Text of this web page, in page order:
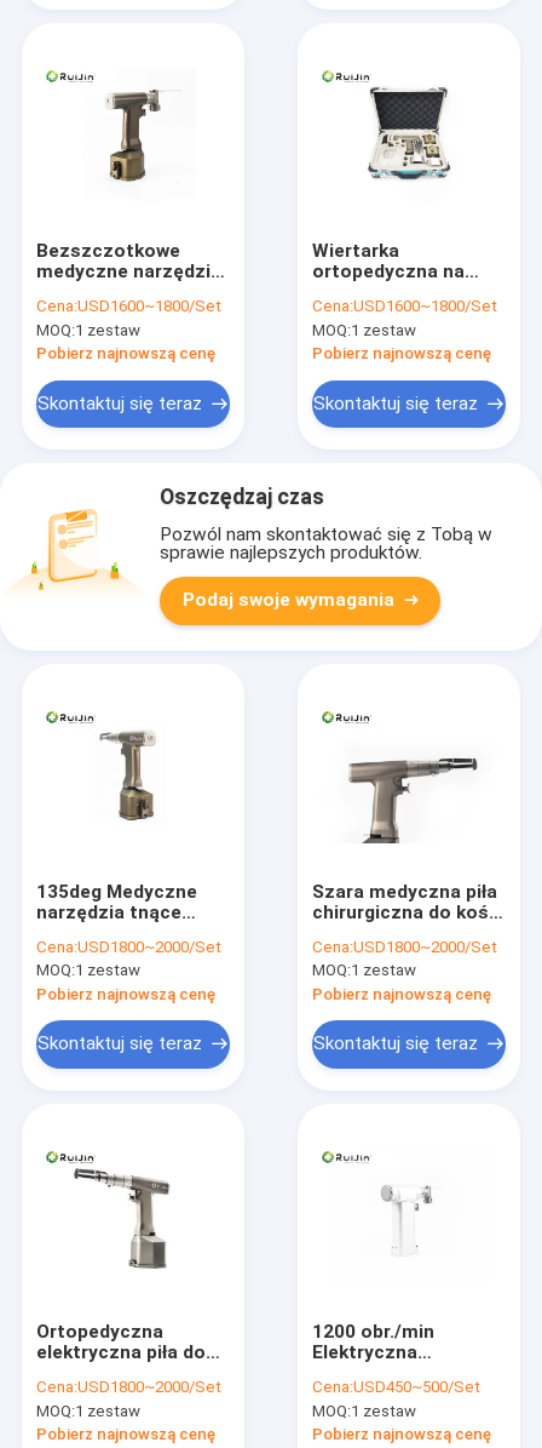
Bezszczotkowe
medyczne narzędzia
piła elektryczna 14,4
V
Cena:USD1600~1800/Set
MOQ:1 zestaw
Pobierz najnowszą cenę
Skontaktuj się teraz
Wiertarka
ortopedyczna na
Elektronarzędzia
chirurgiczne
Cena:USD1600~1800/Set
MOQ:1 zestaw
Pobierz najnowszą cenę
Skontaktuj się teraz
Oszczędzaj czas
Pozwól nam skontaktować się z Tobą w
sprawie najlepszych produktów.
Podaj swoje wymagania
135deg Medyczne
narzędzia tnące
instrumenty
zasilające 14,4 V
Cena:USD1800~2000/Set
MOQ:1 zestaw
Pobierz najnowszą cenę
Skontaktuj się teraz
Szara medyczna piła
chirurgiczna do kości
Cena:USD1800~2000/Set
MOQ:1 zestaw
Pobierz najnowszą cenę
Skontaktuj się teraz
Ortopedyczna
elektryczna piła do
medyczne narzędzia
tnące do chirurgii
torakotomii
Cena:USD1800~2000/Set
MOQ:1 zestaw
Pobierz najnowszą cenę
1200 obr./min
Elektryczna
kości Medyczna piła
oscylacyjna 2100
mAh
Cena:USD450~500/Set
MOQ:1 zestaw
Pobierz najnowszą cenę